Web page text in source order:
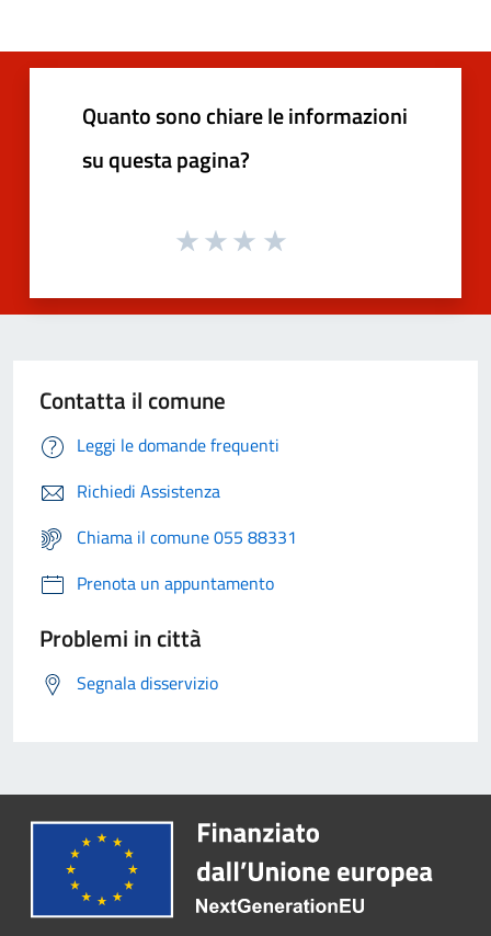
Quanto sono chiare le informazioni
su questa pagina?
Contatta il comune
Leggi le domande frequenti
Richiedi Assistenza
Chiama il comune 055 88331
Prenota un appuntamento
Problemi in città
Segnala disservizio